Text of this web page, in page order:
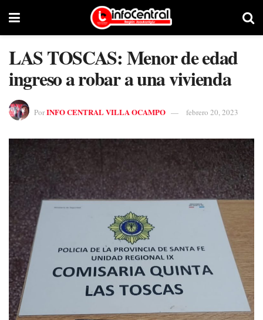
LAS TOSCAS: Menor de edad
ingreso a robar a una vivienda
PorINFO CENTRAL VILLA OCAMPO febrero 20, 2023